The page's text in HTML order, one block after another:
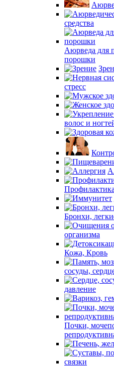
средства
Аюрведа для
порошки
стресс
волос и
Бронхи,
организма
Кожа, Кровь
сосуды,
давление
Почки,